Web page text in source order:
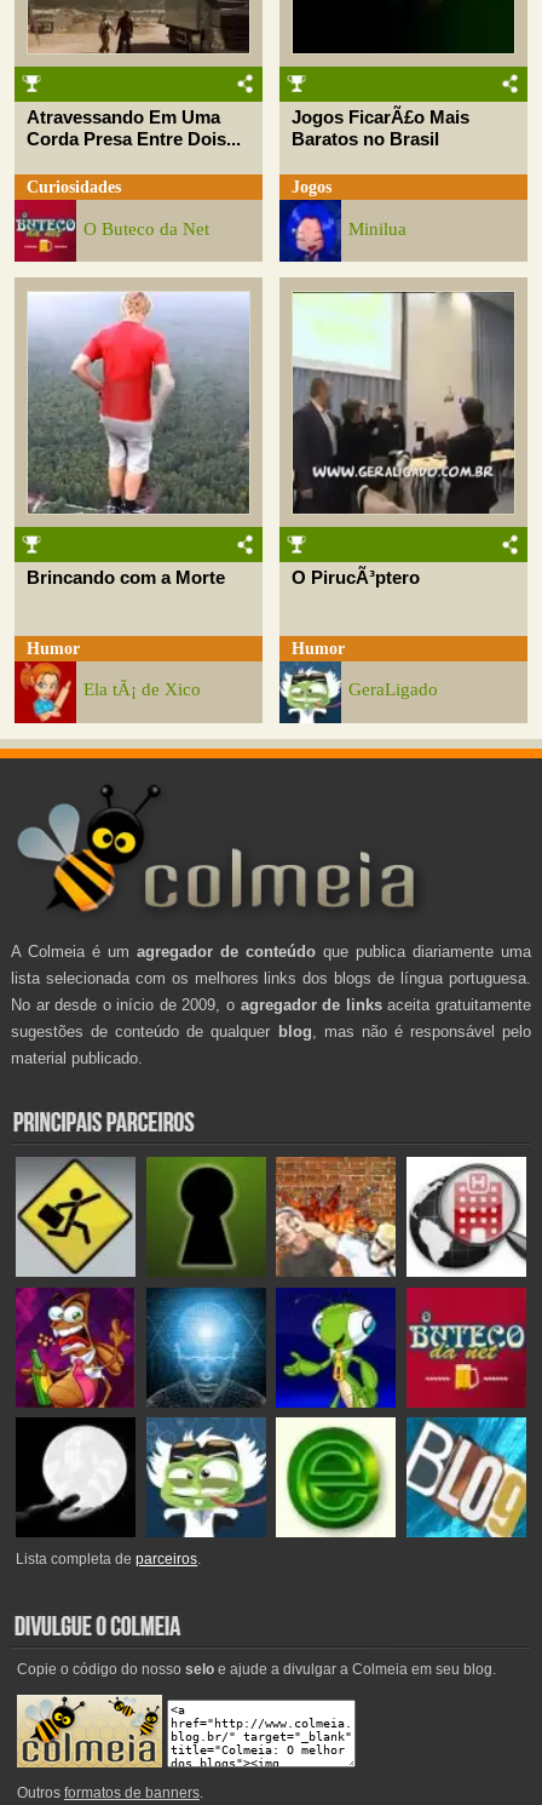
Atravessando Em Uma
Corda Presa Entre Dois...
Curiosidades
O Buteco da Net
Jogos FicarÃ£o Mais
Baratos no Brasil
Jogos
Minilua
Brincando com a Morte
Humor
Ela tÃ¡ de Xico
O PirucÃ³ptero
Humor
GeraLigado
A Colmeia é um agregador de conteúdo que publica diariamente uma
lista selecionada com os melhores links dos blogs de língua portuguesa.
No ar desde o início de 2009, o agregador de linksaceita gratuitamente
sugestões de conteúdo de qualquer blog , mas não é responsável pelo
material publicado.
Lista completa deparceiros.
Copie o código do nosso seloe ajude a divulgar a Colmeia em seu blog.
Outros formatos de banners.